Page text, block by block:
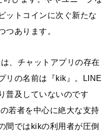
ットコインに次ぐ新たな
つあります。
、チャットアプリの存在
リの名前は『kik』。LINE
普及していないのです
若者を中心に絶大な支持
間ではkikの利用者が圧倒